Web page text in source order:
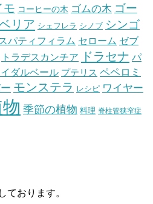
モ コーヒーの木 ゴムの木 ゴー
リア シェフレラ シノブ シンゴ
スパティフィラム セローム ゼブ
トラデスカンチア ドラセナ パ
ダルベール プテリス ペペロミ
モンステラ レシピ ワイヤー
季節の植物 料理 脊柱管狭窄症
ております。